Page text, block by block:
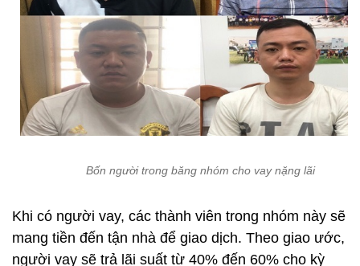
Bốn người trong băng nhóm cho vay nặng lãi
Khi có người vay, các thành viên trong nhóm này sẽ
mang tiền đến tận nhà để giao dịch. Theo giao ước,
người vay sẽ trả lãi suất từ 40% đến 60% cho kỳ